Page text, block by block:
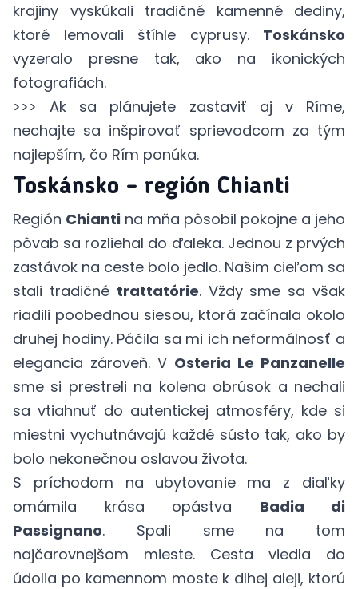
krajiny vyskúkali tradičné kamenné dediny,
ktoré lemovali štíhle cyprusy. Toskánsko
vyzeralo presne tak, ako na ikonických
fotografiách.
>>> Ak sa plánujete zastaviť aj v Ríme,
nechajte sa inšpirovať sprievodcom za tým
najlepším, čo Rím ponúka.
Toskánsko – región Chianti
Región Chianti na mňa pôsobil pokojne a jeho
pôvab sa rozliehal do ďaleka. Jednou z prvých
zastávok na ceste bolo jedlo. Našim cieľom sa
stali tradičné trattatórie. Vždy sme sa však
riadili poobednou siesou, ktorá začínala okolo
druhej hodiny. Páčila sa mi ich neformálnosť a
elegancia zároveň. V Osteria Le Panzanelle
sme si prestreli na kolena obrúsok a nechali
sa vtiahnuť do autentickej atmosféry, kde si
miestni vychutnávajú každé sústo tak, ako by
bolo nekonečnou oslavou života.
S príchodom na ubytovanie ma z diaľky
omámila krása opástva Badia di
Passignano. Spali sme na tom
najčarovnejšom mieste. Cesta viedla do
údolia po kamennom moste k dlhej aleji, ktorú